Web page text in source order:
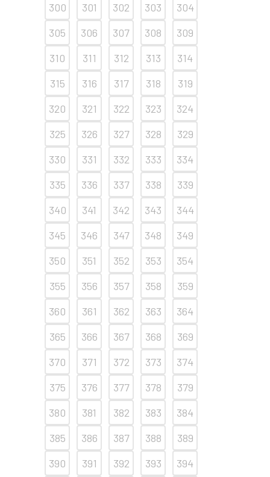
300
301 302 303
304
305
306 307 308
309
310
311 312 313
314
315
316 317 318
319
320
321 322 323
324
325
326 327 328
329
330
331 332 333
334
335
336 337 338
339
340
341 342 343
344
345
346 347 348
349
350
351 352 353
354
355
356 357 358
359
360
361 362 363
364
365
366 367 368
369
370
371 372 373
374
375
376 377 378
379
380
381 382 383
384
385
386 387 388
389
390
391 392 393 394